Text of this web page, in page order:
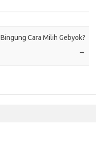
Bingung Cara Milih Gebyok?
→